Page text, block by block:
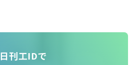
日刊工IDで